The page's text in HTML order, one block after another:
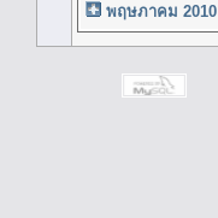
พฤษภาคม 2010